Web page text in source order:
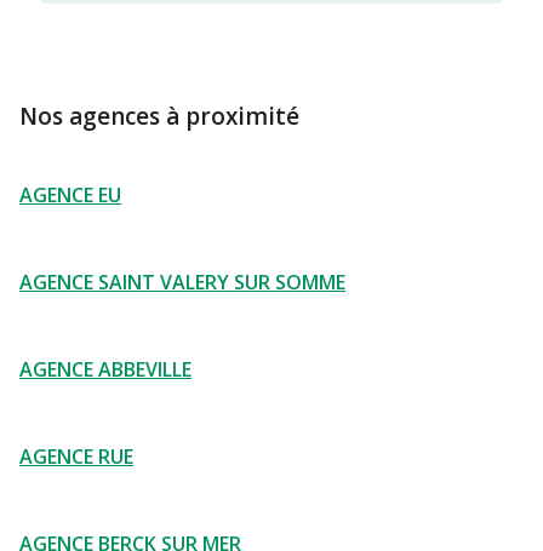
Nos agences à proximité
AGENCE EU
AGENCE SAINT VALERY SUR SOMME
AGENCE ABBEVILLE
AGENCE RUE
AGENCE BERCK SUR MER